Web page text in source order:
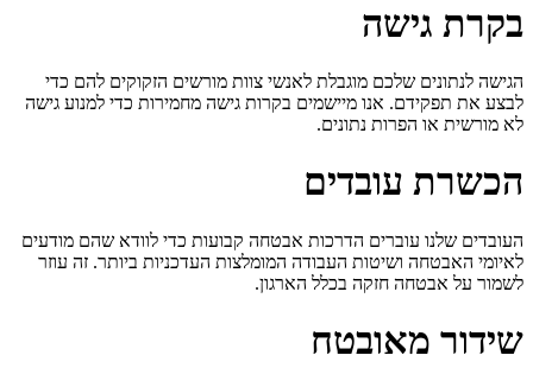
בקרת גישה
הגישה לנתונים שלכם מוגבלת לאנשי צוות מורשים הזקוקים להם כדי
לבצע את תפקידם. אנו מיישמים בקרות גישה מחמירות כדי למנוע גישה
לא מורשית או הפרות נתונים.
הכשרת עובדים
העובדים שלנו עוברים הדרכות אבטחה קבועות כדי לוודא שהם מודעים
לאיומי האבטחה ושיטות העבודה המומלצות העדכניות ביותר. זה עוזר
לשמור על אבטחה חזקה בכלל הארגון.
שידור מאובטח